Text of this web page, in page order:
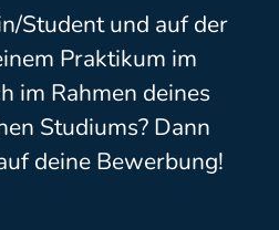
Student und auf der
Praktikum im
im Rahmen deines
Studiums? Dann
deine Bewerbung!